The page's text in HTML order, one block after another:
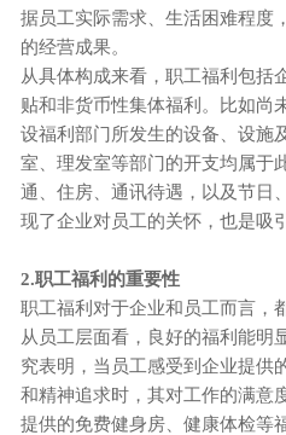
据员工实际需求、生活困难程度
的经营成果。
从具体构成来看，职工福利包括
贴和非货币性集体福利。比如尚
设福利部门所发生的设备、设施
室、理发室等部门的开支均属于
通、住房、通讯待遇，以及节日
现了企业对员工的关怀，也是吸
2.职工福利的重要性
职工福利对于企业和员工而言，
从员工层面看，良好的福利能明
究表明，当员工感受到企业提供
和精神追求时，其对工作的满意
提供的免费健身房、健康体检等